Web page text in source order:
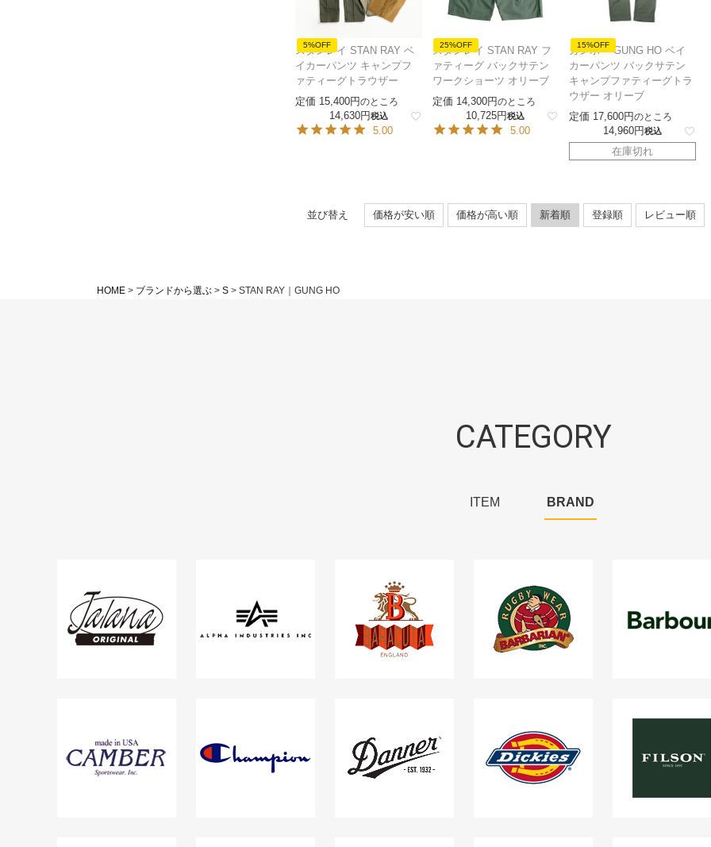
5%OFF
スタンレイ STAN RAY ベ
イカーパンツ キャンプフ
ァティーグトラウザー
定価 15,400 のところ
14,630 税込
5.00
25%OFF
スタンレイ STAN RAY フ
ァティーグ バックサテン
ワークショーツ オリーブ
定価 14,300 のところ
10,725 税込
5.00
15%OFF
ガンホー GUNG HO ベイ
カーパンツ バックサテン
キャンプファティーグトラ
ウザー オリーブ
定価 17,600 のところ
14,960 税込
在庫切れ
並び替え 価格が安い順 価格が高い順 新着順 登録順 レビュー順
HOME ブランドから選ぶ S STAN RAY｜GUNG HO
CATEGORY
ITEM BRAND